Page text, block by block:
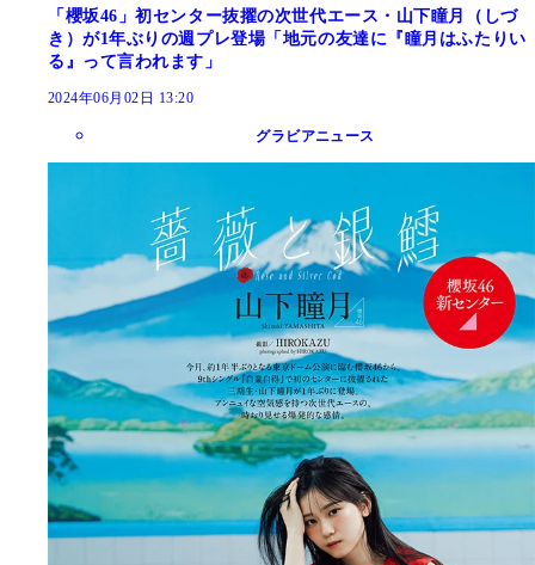
「櫻坂46」初センター抜擢の次世代エース・山下瞳月（しづ
き）が1年ぶりの週プレ登場「地元の友達に『瞳月はふたりい
る』って言われます」
2024年06月02日 13:20
グラビアニュース